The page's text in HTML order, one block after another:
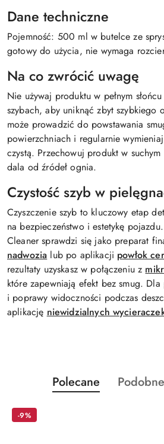
Dane techniczne
Pojemność: 500 ml w butelce ze
gotowy do użycia, nie wymaga
Na co zwrócić uwagę
Nie używaj produktu w pełnym
szybach, aby uniknąć zbyt szybkiego
może prowadzić do powstawania
powierzchniach i regularnie
czystą. Przechowuj produkt w
dala od źródeł ognia.
Czystość szyb w
Czyszczenie szyb to kluczowy etap
na bezpieczeństwo i estetykę
Cleaner sprawdzi się jako preparat
nadwozia lub po aplikacji powłok
rezultaty uzyskasz w połączeniu z
które zapewniają efekt bez smug. Dla
i poprawy widoczności podczas
aplikację niewidzialnych
Pomiń karuzelę produktów
Produkty
o
Polecane
Produkty
-9%